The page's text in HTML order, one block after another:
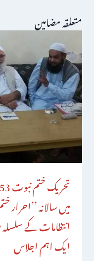
متعلقہ مضامین
میں سالانہ
انتظامات کے سلسلہ
ایک اہم اجلاس